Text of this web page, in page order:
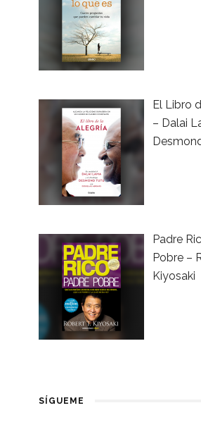
El Libro
– Dalai
Padre
Pobre –
Kiyosaki
SÍGUEME